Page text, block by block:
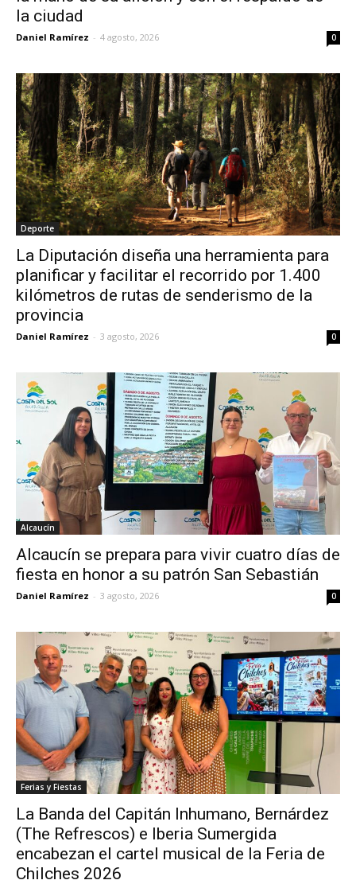
la ciudad
Daniel Ramírez - 4 agosto, 2026 0
Deporte
La Diputación diseña una herramienta para
planificar y facilitar el recorrido por 1.400
kilómetros de rutas de senderismo de la
provincia
Daniel Ramírez - 3 agosto, 2026 0
Alcaucín
Alcaucín se prepara para vivir cuatro días de
fiesta en honor a su patrón San Sebastián
Daniel Ramírez - 3 agosto, 2026 0
Ferias y Fiestas
La Banda del Capitán Inhumano, Bernárdez
(The Refrescos) e Iberia Sumergida
encabezan el cartel musical de la Feria de
Chilches 2026